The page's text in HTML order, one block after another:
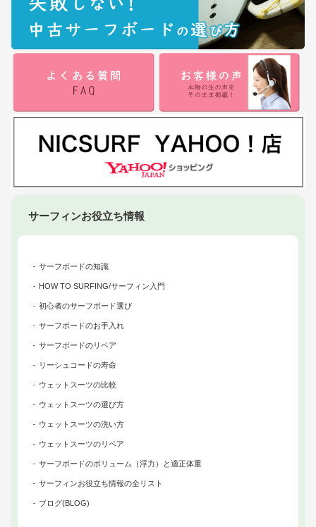
サーフィンお役立ち情報
サーフボードの知識
HOW TO SURFING/サーフィン入門
初心者のサーフボード選び
サーフボードのお手入れ
サーフボードのリペア
リーシュコードの寿命
ウェットスーツの比較
ウェットスーツの選び方
ウェットスーツの洗い方
ウェットスーツのリペア
サーフボードのボリューム（浮力）と適正体重
サーフィンお役立ち情報の全リスト
ブログ(BLOG)